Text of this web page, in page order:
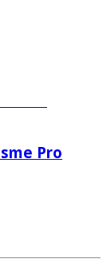
Pro